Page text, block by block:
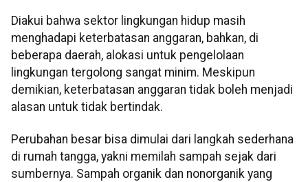
Diakui bahwa sektor lingkungan hidup masih
menghadapi keterbatasan anggaran, bahkan, di
beberapa daerah, alokasi untuk pengelolaan
lingkungan tergolong sangat minim. Meskipun
demikian, keterbatasan anggaran tidak boleh menjadi
alasan untuk tidak bertindak.
Perubahan besar bisa dimulai dari langkah sederhana
di rumah tangga, yakni memilah sampah sejak dari
sumbernya. Sampah organik dan nonorganik yang